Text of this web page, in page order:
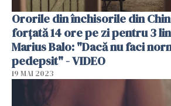
Ororile din închisorile din
forțată 14 ore pe zi pentru 3
Marius Balo: "Dacă nu faci
pedepsit" - VIDEO
19 MAI 2023